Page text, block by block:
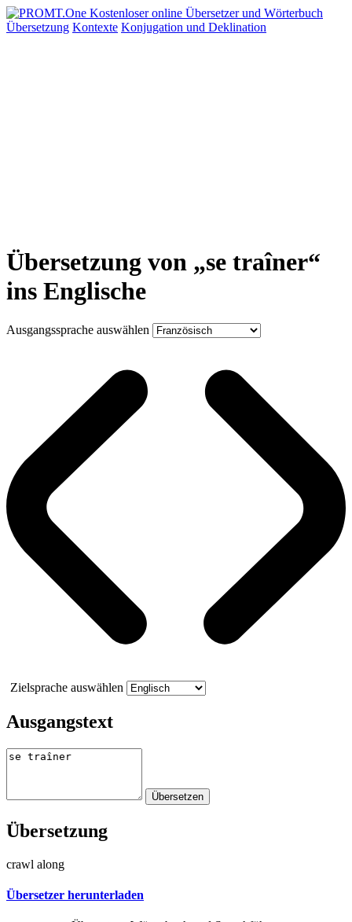
Übersetzung Kontexte Konjugation und Deklination
Übersetzung von „se traîner“
ins Englische
Ausgangssprache auswählen
Zielsprache auswählen
Ausgangstext
Übersetzung
crawl along
Übersetzer herunterladen